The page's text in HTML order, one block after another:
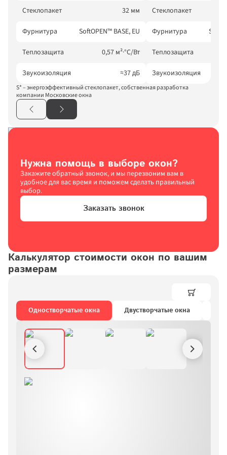
и для целей, определенных
Политикой
конфиденциальности
Стеклопакет 32 мм
Фурнитура SoftOPEN™ BASE, EU
Теплозащита 0,57 м²·°С/Вт
Звукоизоляция ≈37 дБ
Стеклопакет
Фурнитура
Теплозащита
Звукоизоляция
S* – энергоэффективный стеклопакет, собственная разработка
компании Московские окна
Нужна помощь в выборе окон?
Закажите обратный звонок, и мы перезвоним вам в
удобное для вас время и поможем сделать правильный
выбор.
Заказать звонок
Калькулятор стоимости окон по вашим
размерам
Одностворчатые окна Двустворчатые окна